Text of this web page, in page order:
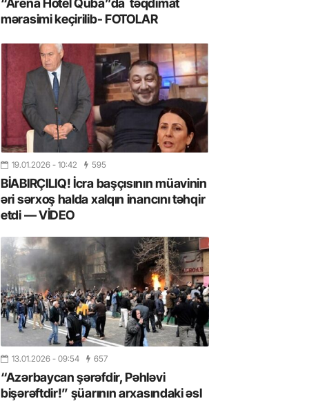
“Arena Hotel Quba”da təqdimat
mərasimi keçirilib- FOTOLAR
19.01.2026 - 10:42 595
BİABIRÇILIQ! İcra başçısının müavinin
əri sərxoş halda xalqın inancını təhqir
etdi — VİDEO
13.01.2026 - 09:54 657
“Azərbaycan şərəfdir, Pəhləvi
bişərəftdir!” şüarının arxasındaki əsl